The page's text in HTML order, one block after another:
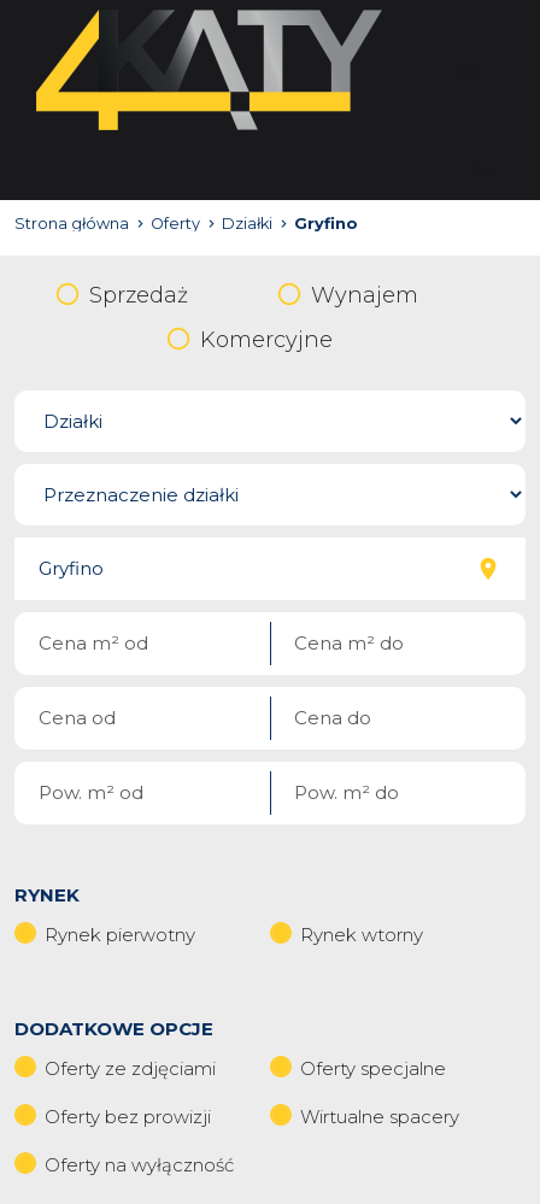
Strona główna Oferty Działki Gryfino
Sprzedaż
Wynajem
Komercyjne
RYNEK
Rynek pierwotny
Rynek wtorny
DODATKOWE OPCJE
Oferty ze zdjęciami
Oferty specjalne
Oferty bez prowizji Wirtualne spacery
Oferty na wyłączność